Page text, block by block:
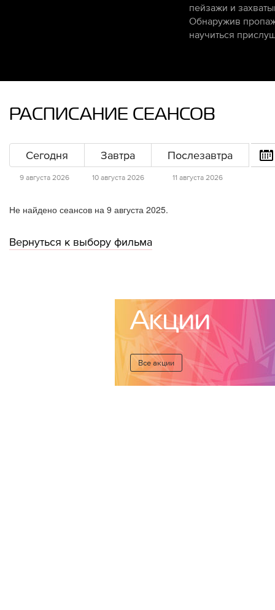
пейзажи и
Обнаружив
научиться
РАСПИСАНИЕ СЕАНСОВ
Сегодня
9 августа 2026
Завтра
10 августа 2026
Послезавтра
11 августа 2026
Не найдено сеансов на 9 августа 2025.
Вернуться к выбору фильма
Акции
Все акции